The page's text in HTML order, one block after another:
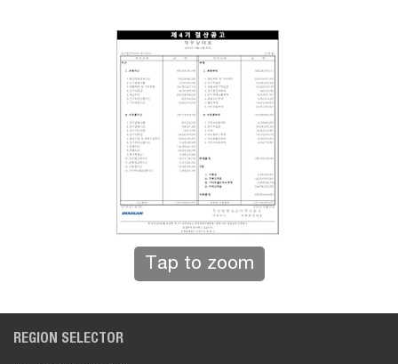
Tap to zoom
REGION SELECTOR